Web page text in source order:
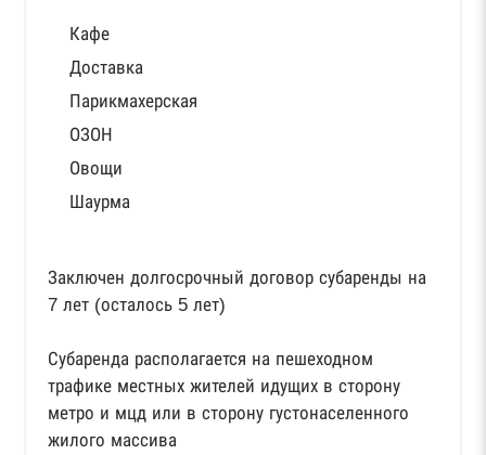
Кафе
Доставка
Парикмахерская
ОЗОН
Овощи
Шаурма
Заключен долгосрочный договор субаренды на
7 лет (осталось 5 лет)
Субаренда располагается на пешеходном
трафике местных жителей идущих в сторону
метро и мцд или в сторону густонаселенного
жилого массива